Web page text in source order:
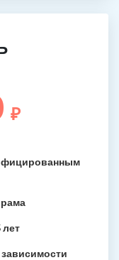
₽
лет